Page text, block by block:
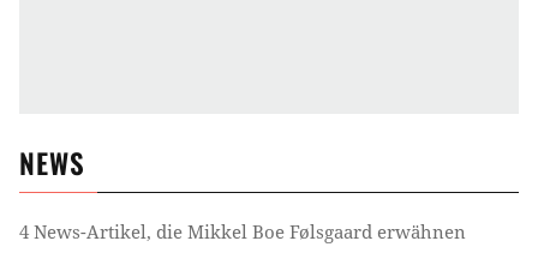
NEWS
4 News-Artikel, die Mikkel Boe Følsgaard erwähnen